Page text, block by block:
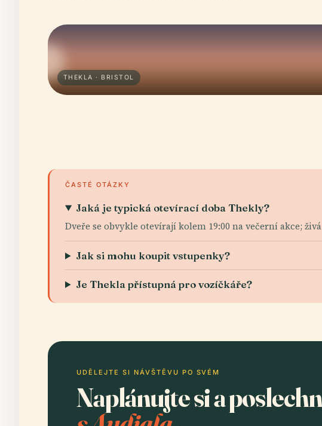
THEKLA · BRISTOL
ČASTÉ OTÁZKY
Jaká je typická otevírací doba Thekly?
Dveře se obvykle otevírají kolem 19:00 na večerní akce;
Jak si mohu koupit vstupenky?
Je Thekla přístupná pro vozíčkáře?
UDĚLEJTE SI NÁVŠTĚVU PO SVÉM
Naplánujte si a